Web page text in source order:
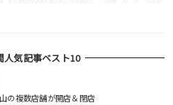
人気記事ベスト10
の複数店舗が開店＆閉店